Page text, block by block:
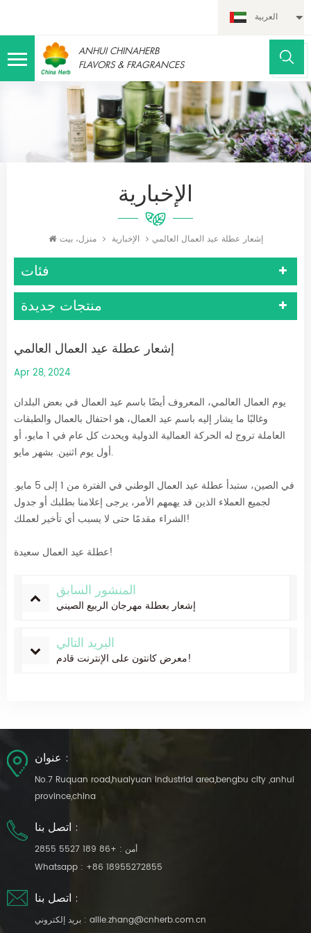
العربية
ANHUI CHINAHERB
FLAVORS & FRAGRANCES
الإخبارية
منزل، بيت الإخبارية إشعار عطلة عيد العمال العالمي
فئات
منتجات جديدة
إشعار عطلة عيد العمال العالمي
Apr 28, 2024
يوم العمال العالمي، المعروف أيضًا باسم عيد العمال في بعض البلدان
وغالبًا ما يشار إليه باسم عيد العمال، هو احتفال بالعمال والطبقات
العاملة تروج له الحركة العمالية الدولية ويحدث كل عام في 1 مايو، أو
أول يوم اثنين. بشهر مايو.
في الصين، ستبدأ عطلة عيد العمال الوطني في الفترة من 1 إلى 5 مايو.
لجميع العملاء الذين قد يهمهم الأمر، يرجى إعلامنا بطلبك أو جدول
الشراء مقدمًا حتى لا يسبب أي تأخير لعملك!
عطلة عيد العمال سعيدة!
المنشور السابق
إشعار بعطلة مهرجان الربيع الصيني
البريد التالي
معرض كانتون على الإنترنت قادم!
عنوان :
No.7 Ruquan road,huaiyuan industrial area,bengbu city ,anhui
province,china
اتصل بنا :
أمن : +86 189 5527 2855
Whatsapp : +86 18955272855
اتصل بنا :
بريد إلكتروني : allie.zhang@cnherb.com.cn